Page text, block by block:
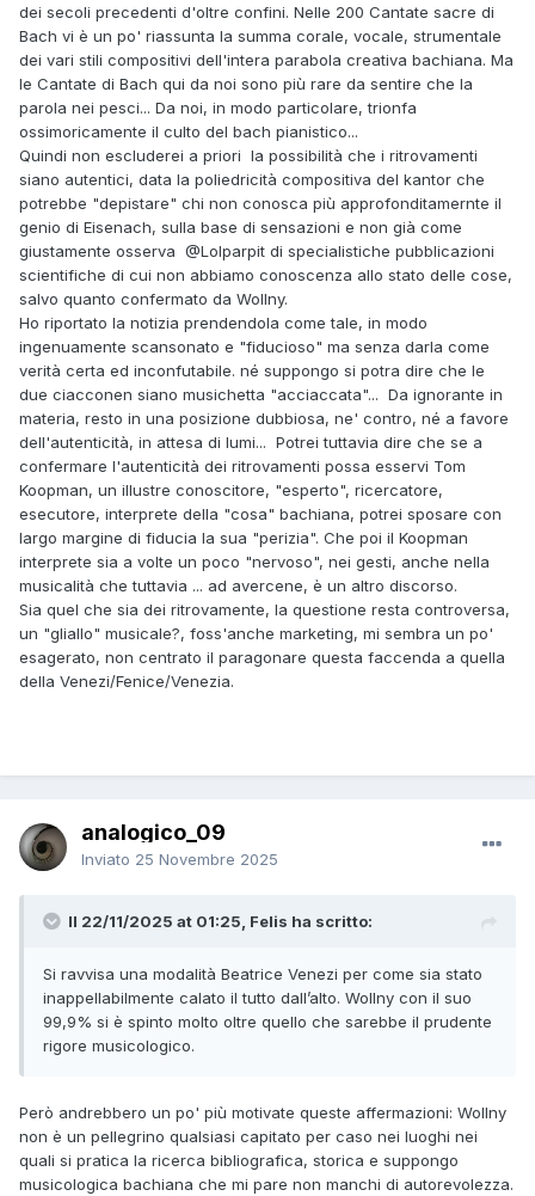
dei secoli precedenti d'oltre confini. Nelle 200 Cantate sacre di
Bach vi è un po' riassunta la summa corale, vocale, strumentale
dei vari stili compositivi dell'intera parabola creativa bachiana. Ma
le Cantate di Bach qui da noi sono più rare da sentire che la
parola nei pesci... Da noi, in modo particolare, trionfa
ossimoricamente il culto del bach pianistico...
Quindi non escluderei a priori la possibilità che i ritrovamenti
siano autentici, data la poliedricità compositiva del kantor che
potrebbe "depistare" chi non conosca più approfonditamernte il
genio di Eisenach, sulla base di sensazioni e non già come
giustamente osserva @Lolparpit di specialistiche pubblicazioni
scientifiche di cui non abbiamo conoscenza allo stato delle cose,
salvo quanto confermato da Wollny.
Ho riportato la notizia prendendola come tale, in modo
ingenuamente scansonato e "fiducioso" ma senza darla come
verità certa ed inconfutabile. né suppongo si potra dire che le
due ciacconen siano musichetta "acciaccata"... Da ignorante in
materia, resto in una posizione dubbiosa, ne' contro, né a favore
dell'autenticità, in attesa di lumi... Potrei tuttavia dire che se a
confermare l'autenticità dei ritrovamenti possa esservi Tom
Koopman, un illustre conoscitore, "esperto", ricercatore,
esecutore, interprete della "cosa" bachiana, potrei sposare con
largo margine di fiducia la sua "perizia". Che poi il Koopman
interprete sia a volte un poco "nervoso", nei gesti, anche nella
musicalità che tuttavia ... ad avercene, è un altro discorso.
Sia quel che sia dei ritrovamente, la questione resta controversa,
un "gliallo" musicale?, foss'anche marketing, mi sembra un po'
esagerato, non centrato il paragonare questa faccenda a quella
della Venezi/Fenice/Venezia.
analogico_09
Inviato 25 Novembre 2025
Il 22/11/2025 at 01:25, Felis ha scritto:
Si ravvisa una modalità Beatrice Venezi per come sia stato
inappellabilmente calato il tutto dall’alto. Wollny con il suo
99,9% si è spinto molto oltre quello che sarebbe il prudente
rigore musicologico.
Però andrebbero un po' più motivate queste affermazioni: Wollny
non è un pellegrino qualsiasi capitato per caso nei luoghi nei
quali si pratica la ricerca bibliografica, storica e suppongo
musicologica bachiana che mi pare non manchi di autorevolezza.